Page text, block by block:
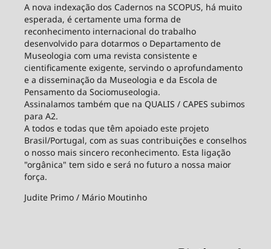
A nova indexação dos Cadernos na SCOPUS, há muito
esperada, é certamente uma forma de
reconhecimento internacional do trabalho
desenvolvido para dotarmos o Departamento de
Museologia com uma revista consistente e
cientificamente exigente, servindo o aprofundamento
e a disseminação da Museologia e da Escola de
Pensamento da Sociomuseologia.
Assinalamos também que na QUALIS / CAPES subimos
para A2.
A todos e todas que têm apoiado este projeto
Brasil/Portugal, com as suas contribuições e conselhos
o nosso mais sincero reconhecimento. Esta ligação
"orgânica" tem sido e será no futuro a nossa maior
força.
Judite Primo / Mário Moutinho